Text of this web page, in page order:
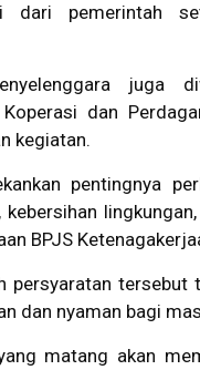
dari pemerintah
juga
dan
kegiatan.
pentingnya
BPJS
persyaratan tersebut
dan nyaman bagi
matang akan